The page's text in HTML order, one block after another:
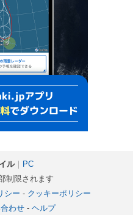
ル｜ PC
制限されます
シー - クッキーポリシー
わせ- ヘルプ